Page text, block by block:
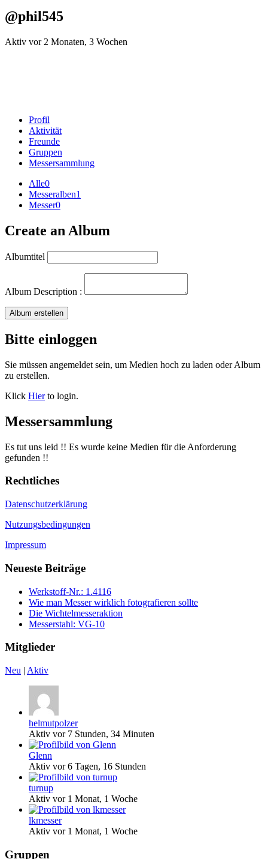
@phil545
Aktiv vor 2 Monaten, 3 Wochen
Profil
Aktivität
Freunde
Gruppen
Messersammlung
Alle0
Messeralben1
Messer0
Create an Album
Albumtitel
Album Description :
Album erstellen
Bitte einloggen
Sie müssen angemeldet sein, um Medien hoch zu laden oder Album
zu erstellen.
Klick Hierto login.
Messersammlung
Es tut uns leid !! Es wurde keine Medien für die Anforderung
gefunden !!
Rechtliches
Datenschutzerklärung
Nutzungsbedingungen
Impressum
Neueste Beiträge
Werkstoff-Nr.: 1.4116
Wie man Messer wirklich fotografieren sollte
Die Wichtelmesseraktion
Messerstahl: VG-10
Mitglieder
Neu | Aktiv
helmutpolzer
Aktiv vor 7 Stunden, 34 Minuten
Glenn
Aktiv vor 6 Tagen, 16 Stunden
turnup
Aktiv vor 1 Monat, 1 Woche
lkmesser
Aktiv vor 1 Monat, 1 Woche
Gruppen